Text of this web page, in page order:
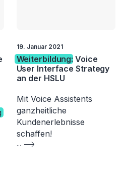
19. Januar 2021
Weiterbildung: Voice
User Interface Strategy
an der HSLU
Mit Voice Assistents
ganzheitliche
Kundenerlebnisse
schaffen!
...